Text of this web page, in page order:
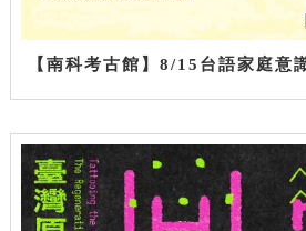
【南科考古館】8/15台語家庭意